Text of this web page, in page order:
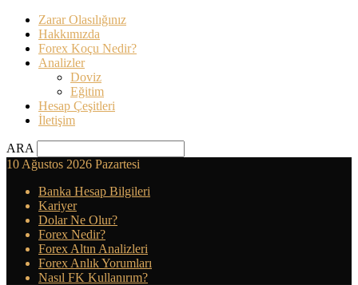
Zarar Olasılığınız
Hakkımızda
Forex Koçu Nedir?
Analizler
Doviz
Eğitim
Hesap Çeşitleri
İletişim
ARA
10 Ağustos 2026 Pazartesi
Banka Hesap Bilgileri
Kariyer
Dolar Ne Olur?
Forex Nedir?
Forex Altın Analizleri
Forex Anlık Yorumları
Nasıl FK Kullanırım?